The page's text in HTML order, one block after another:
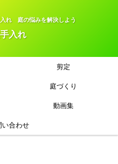
れ 庭の悩みを解決しよう
入れ
剪定
庭づくり
動画集
い合わせ